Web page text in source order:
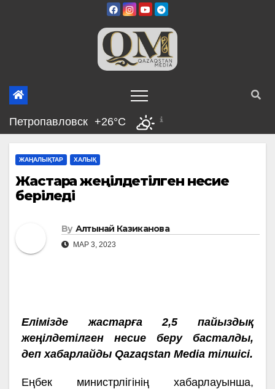
Петропавловск +26°C
ЖАҢАЛЫҚТАР ХАЛЫҚ
Жастарға жеңілдетілген несие
беріледі
By Алтынай Казиканова
МАР 3, 2023
Елімізде жастарға 2,5 пайыздық
жеңілдетілген несие беру басталды,
деп хабарлайды Qazaqstan Media тілшісі.
Еңбек министрлігінің хабарлауынша,